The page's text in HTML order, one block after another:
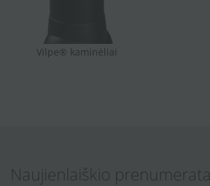
Vilpe® kaminėliai
Naujienlaiškio prenumerata